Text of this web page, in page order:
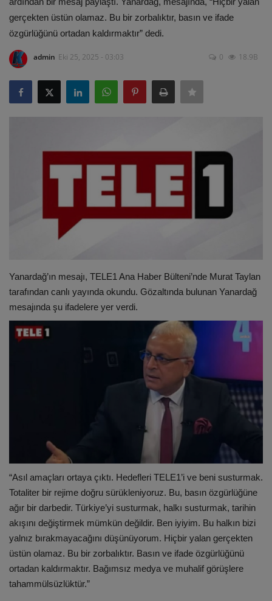
ULUSLARARASI
SAĞLIK VE YAŞAM TARZI
YEMEK
SPOR
gerçekten üstün olamaz. Bu bir zorbalıktır, basın ve ifade
özgürlüğünü ortadan kaldırmaktır” dedi.
admin Eki 25, 2025 - 03:03 0 18.9B
Yanardağ’ın mesajı, TELE1 Ana Haber Bülteni’nde Murat Taylan
tarafından canlı yayında okundu. Gözaltında bulunan Yanardağ
mesajında şu ifadelere yer verdi.
“Asıl amaçları ortaya çıktı. Hedefleri TELE1’i ve beni susturmak.
Totaliter bir rejime doğru sürükleniyoruz. Bu, basın özgürlüğüne
ağır bir darbedir. Türkiye’yi susturmak, halkı susturmak, tarihin
akışını değiştirmek mümkün değildir. Ben iyiyim. Bu halkın bizi
yalnız bırakmayacağını düşünüyorum. Hiçbir yalan gerçekten
üstün olamaz. Bu bir zorbalıktır. Basın ve ifade özgürlüğünü
ortadan kaldırmaktır. Bağımsız medya ve muhalif görüşlere
tahammülsüzlüktür.”